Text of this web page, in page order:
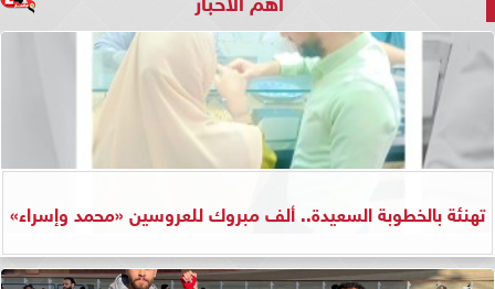
تهنئة بالخطوبة السعيدة.. ألف مبروك للعروسين «محمد وإسراء»